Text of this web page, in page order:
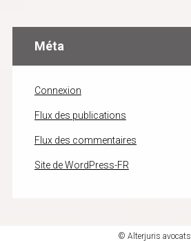
Méta
Connexion
Flux des publications
Flux des commentaires
Site de WordPress-FR
© Alterjuris avocats